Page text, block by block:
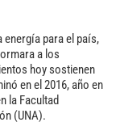
para el país,
a los
hoy sostienen
en el 2016, año en
la Facultad
(UNA).